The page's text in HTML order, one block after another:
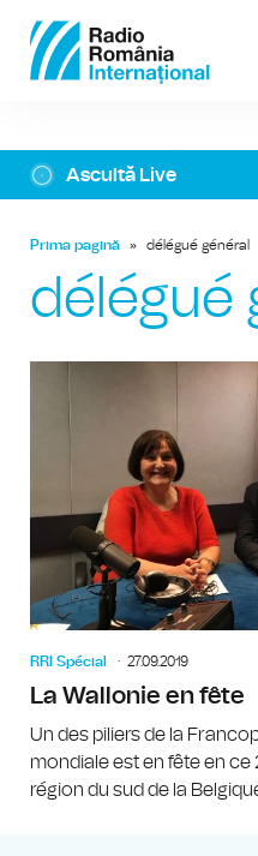
Ascultă Live
Prima pagină » délégué général
délégué
RRI Spécial 27.09.2019
La Wallonie en fête
Un des piliers de la
mondiale est en fête en ce
région du sud de la